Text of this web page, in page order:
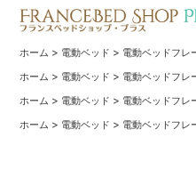
ホーム > 電動ベッド > 電動ベッドフレ
ホーム > 電動ベッド > 電動ベッドフレ
ホーム > 電動ベッド > 電動ベッドフレ
ホーム > 電動ベッド > 電動ベッドフレ